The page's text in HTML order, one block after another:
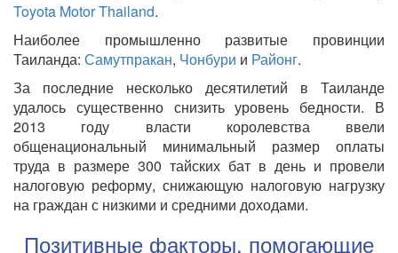
Toyota Motor Thailand.
Наиболее промышленно развитые провинции
Таиланда: Самутпракан, Чонбури и Районг.
За последние несколько десятилетий в Таиланде
удалось существенно снизить уровень бедности. В
2013 году власти королевства ввели
общенациональный минимальный размер оплаты
труда в размере 300 тайских бат в день и провели
налоговую реформу, снижающую налоговую нагрузку
на граждан с низкими и средними доходами.
Позитивные факторы, помогающие